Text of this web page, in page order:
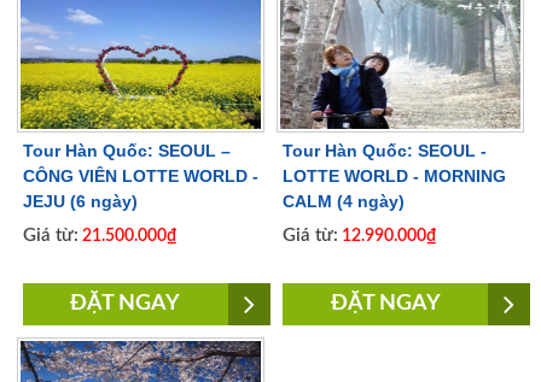
Tour Hàn Quốc: SEOUL –
CÔNG VIÊN LOTTE WORLD -
JEJU (6 ngày)
Giá từ: 21.500.000₫
ĐẶT NGAY
Tour Hàn Quốc: SEOUL -
LOTTE WORLD - MORNING
CALM (4 ngày)
Giá từ: 12.990.000₫
ĐẶT NGAY